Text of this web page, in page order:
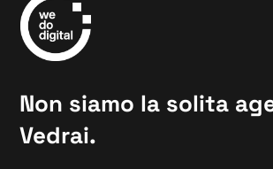
Non siamo la solita
Vedrai.